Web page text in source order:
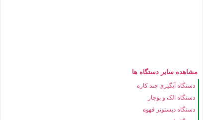
مشاهده سایر دستگاه ها
دستگاه آبگیری چند کاره
دستگاه الک و بوجار
دستگاه دیستونر قهوه